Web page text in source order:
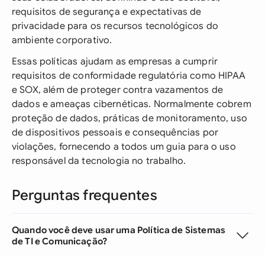
requisitos de segurança e expectativas de
privacidade para os recursos tecnológicos do
ambiente corporativo.
Essas políticas ajudam as empresas a cumprir
requisitos de conformidade regulatória como HIPAA
e SOX, além de proteger contra vazamentos de
dados e ameaças cibernéticas. Normalmente cobrem
proteção de dados, práticas de monitoramento, uso
de dispositivos pessoais e consequências por
violações, fornecendo a todos um guia para o uso
responsável da tecnologia no trabalho.
Perguntas frequentes
Quando você deve usar uma Política de Sistemas
de TI e Comunicação?